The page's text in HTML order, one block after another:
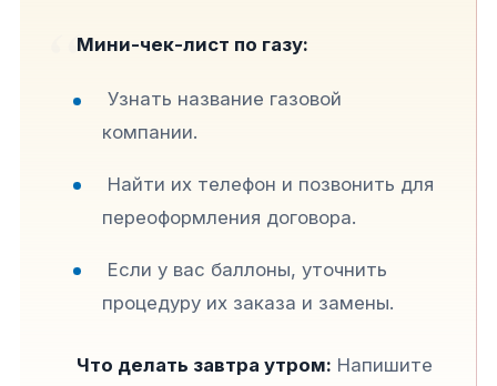
Мини-чек-лист по газу:
Узнать название газовой
компании.
Найти их телефон и позвонить для
переоформления договора.
Если у вас баллоны, уточнить
процедуру их заказа и замены.
Что делать завтра утром: Напишите